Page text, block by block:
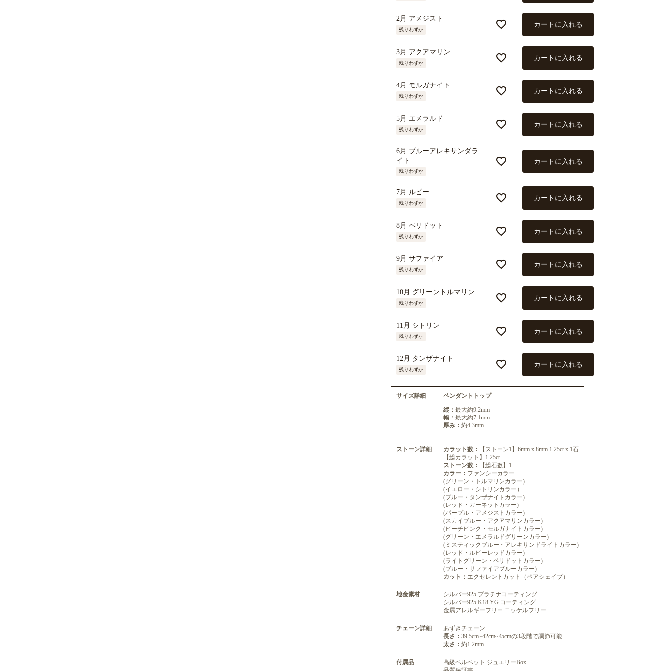
2月 アメジスト
残りわずか
カートに入れる
3月 アクアマリン
残りわずか
カートに入れる
4月 モルガナイト
残りわずか
カートに入れる
5月 エメラルド
残りわずか
カートに入れる
6月 ブルーアレキサンダラ
イト
残りわずか
カートに入れる
7月 ルビー
残りわずか
カートに入れる
8月 ペリドット
残りわずか
カートに入れる
9月 サファイア
残りわずか
カートに入れる
10月 グリーントルマリン
残りわずか
カートに入れる
11月 シトリン
残りわずか
カートに入れる
12月 タンザナイト
残りわずか
カートに入れる
サイズ詳細
ペンダントトップ
縦： 最大約9.2mm
幅： 最大約7.1mm
厚み： 約4.3mm
ストーン詳細 カラット数：
【ストーン1】6mm x 8mm 1.25ct x 1石
【総カラット】1.25ct
ストーン数：
【総石数】1
カラー： ファンシーカラー
(グリーン・トルマリンカラー)
(イエロー・シトリンカラー）
(ブルー・タンザナイトカラー)
(レッド・ガーネットカラー)
(パープル・アメジストカラー)
(スカイブルー・アクアマリンカラー)
(ピーチピンク・モルガナイトカラー)
(グリーン・エメラルドグリーンカラー)
(ミスティックブルー・アレキサンドライトカラー)
(レッド・ルビーレッドカラー)
(ライトグリーン・ペリドットカラー)
(ブルー・サファイアブルーカラー)
カット： エクセレントカット（ペアシェイプ）
地金素材
シルバー925 プラチナコーティング
シルバー925 K18 YG コーティング
金属アレルギーフリー ニッケルフリー
チェーン詳細
あずきチェーン
長さ： 39.5cm~42cm~45cmの3段階で調節可能
太さ： 約1.2mm
付属品
高級ベルベット ジュエリーBox